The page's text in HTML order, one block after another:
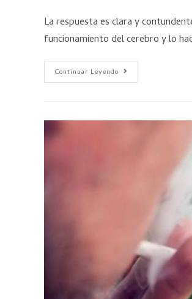
La respuesta es clara y
funcionamiento del cerebro y lo
Continuar Leyendo